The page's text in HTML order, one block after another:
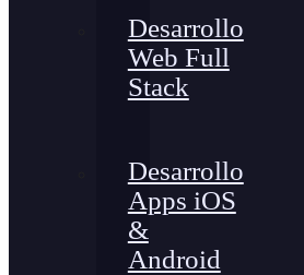
Desarrollo
Web Full
Stack
Desarrollo
Apps iOS
&
Android